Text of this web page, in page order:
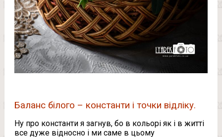
Баланс білого – константи і точки відліку.
Ну про константи я загнув, бо в кольорі як і в житті
все дуже відносно і ми саме в цьому